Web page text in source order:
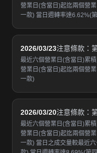
營業日(含當日)起迄兩個營
一款) 當日週轉率達6.62%(
2026/03/23注意條款：
最近六個營業日(含當日)累
營業日(含當日)起迄兩個營
一款)
2026/03/20注意條款：
最近六個營業日(含當日)累
營業日(含當日)起迄兩個營
一款) 當日之成交量較最近